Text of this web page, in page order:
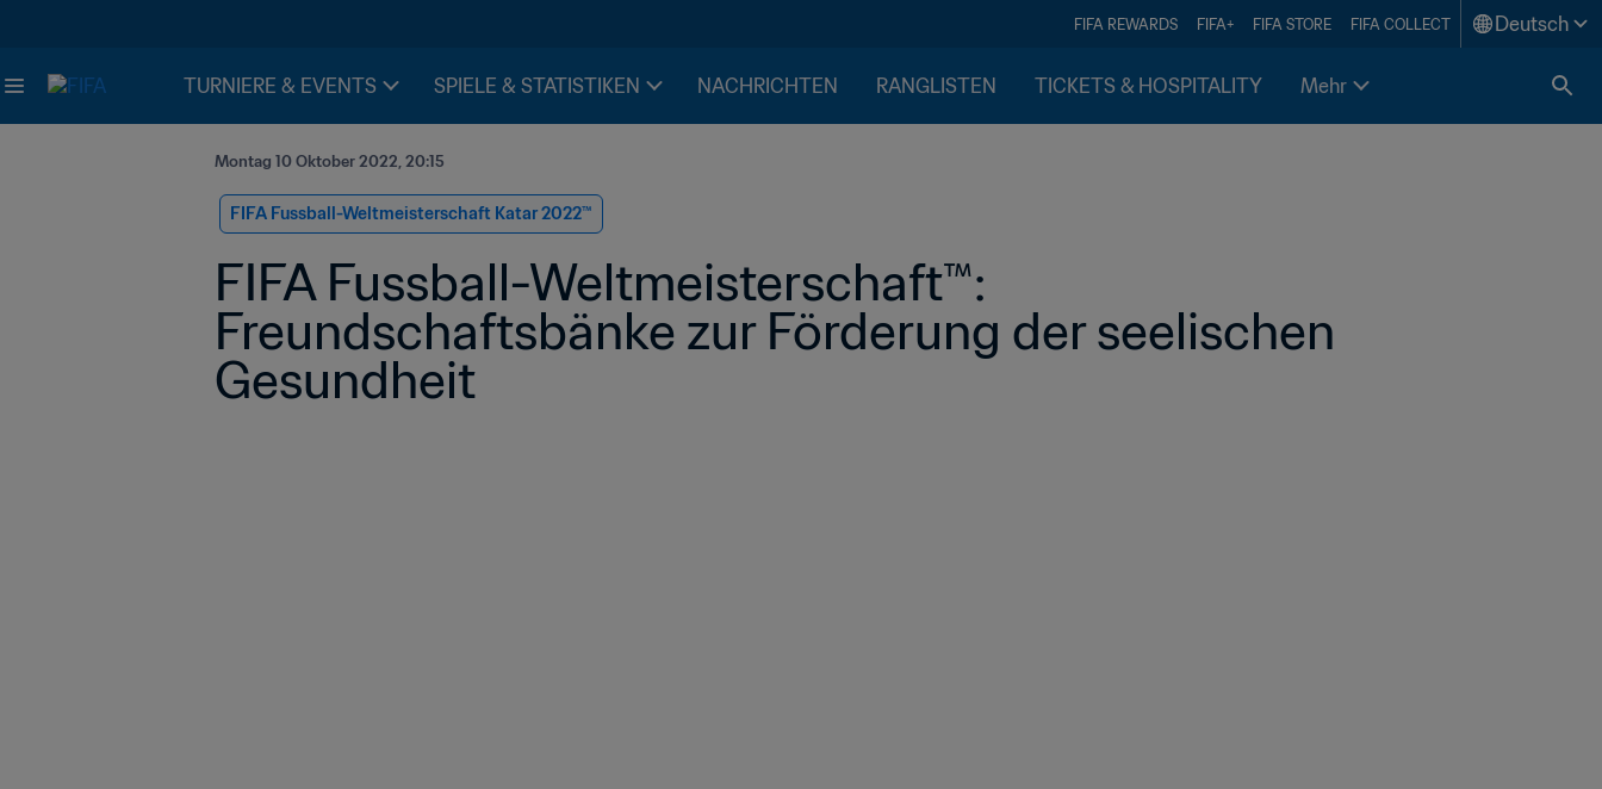
FIFA REWARDS FIFA+ FIFA STORE FIFA COLLECT Deutsch
TURNIERE & EVENTS SPIELE & STATISTIKEN NACHRICHTEN RANGLISTEN TICKETS & HOSPITALITY Mehr
Montag 10 Oktober 2022, 20:15
FIFA Fussball-Weltmeisterschaft Katar 2022™
FIFA Fussball-Weltmeisterschaft™:
Freundschaftsbänke zur Förderung der seelischen
Gesundheit